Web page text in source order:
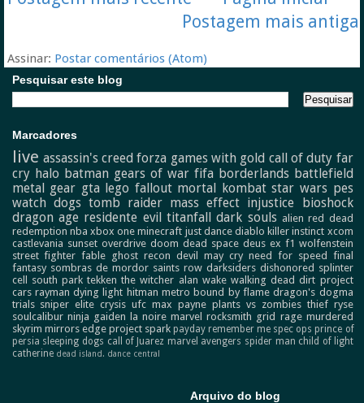
Postagem mais antiga
Assinar: Postar comentários (Atom)
Pesquisar este blog
Marcadores
live assassin's creed forza games with gold call of duty far
cry halo batman gears of war fifa borderlands battlefield
metal gear gta lego fallout mortal kombat star wars pes
watch dogs tomb raider mass effect injustice bioshock
dragon age residente evil titanfall dark souls alien red dead
redemption nba xbox one minecraft just dance diablo killer instinct xcom
castlevania sunset overdrive doom dead space deus ex f1 wolfenstein
street fighter fable ghost recon devil may cry need for speed final
fantasy sombras de mordor saints row darksiders dishonored splinter
cell
south park tekken the witcher alan wake walking dead dirt project
cars rayman dying light hitman metro bound by flame dragon's dogma
trials sniper elite crysis ufc max payne plants vs zombies thief ryse
soulcalibur ninja gaiden la noire marvel rocksmith grid rage murdered
skyrim mirrors edge project spark payday remember me spec ops prince of
persia sleeping dogs call of Juarez marvel avengers spider man child of light
catherine dead island. dance central
Arquivo do blog